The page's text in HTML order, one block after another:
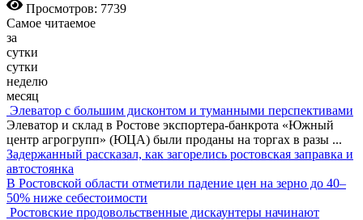
Просмотров: 7739
Самое читаемое
за
сутки
сутки
неделю
месяц
Элеватор с большим дисконтом и туманными перспективами
Элеватор и склад в Ростове экспортера-банкрота «Южный
центр агрогрупп» (ЮЦА) были проданы на торгах в разы ...
Задержанный рассказал, как загорелись ростовская заправка и
автостоянка
В Ростовской области отметили падение цен на зерно до 40–
50% ниже себестоимости
Ростовские продовольственные дискаунтеры начинают